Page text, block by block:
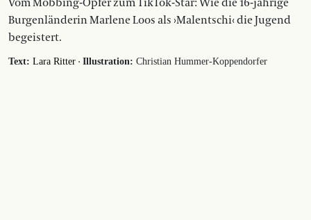
Vom Mobbing-Opfer zum TikTok-Star: Wie die 16-jährige
Burgenländerin Marlene Loos als ›Malentschi‹ die Jugend
begeistert.
Text: Lara Ritter · Illustration: Christian Hummer-Koppendorfer